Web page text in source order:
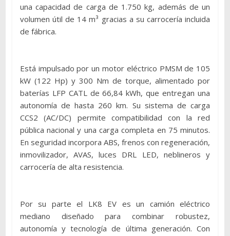
una capacidad de carga de 1.750 kg, además de un
volumen útil de 14 m³ gracias a su carrocería incluida
de fábrica.
Está impulsado por un motor eléctrico PMSM de 105
kW (122 Hp) y 300 Nm de torque, alimentado por
baterías LFP CATL de 66,84 kWh, que entregan una
autonomía de hasta 260 km. Su sistema de carga
CCS2 (AC/DC) permite compatibilidad con la red
pública nacional y una carga completa en 75 minutos.
En seguridad incorpora ABS, frenos con regeneración,
inmovilizador, AVAS, luces DRL LED, neblineros y
carrocería de alta resistencia.
Por su parte el LK8 EV es un camión eléctrico
mediano diseñado para combinar robustez,
autonomía y tecnología de última generación. Con